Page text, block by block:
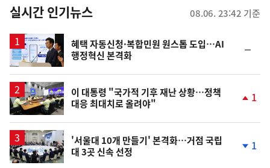
뉴
스
실시간 인기뉴스 08.06. 23:42 기준
혜택 자동신청·복합민원 원스톱 도입…AI
행정혁신 본격화
일
이 대통령 "국가적 기후 재난 상황…정책
대응 최대치로 올려야"
상
1
'서울대 10개 만들기' 본격화…거점 국립
대 3곳 신속 선정
1